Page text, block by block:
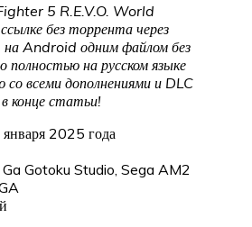
5 R.E.V.O. World
без торрента через
Android одним файлом без
полностью на русском языке
со всеми дополнениями и DLC
конце статьи!
2025 года
Ga Gotoku Studio, Sega AM2